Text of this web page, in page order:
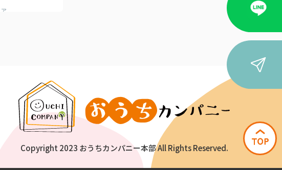
伊丹昆陽店
Copyright 2023 おうちカンパニー本部 All Rights Reserved.